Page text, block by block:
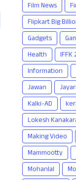
Film News
Flipkart Big
Gadgets
Health
IFFK
Information
Jawan
Kalki-AD
Lokesh
Making Video
Mammootty
Mohanlal